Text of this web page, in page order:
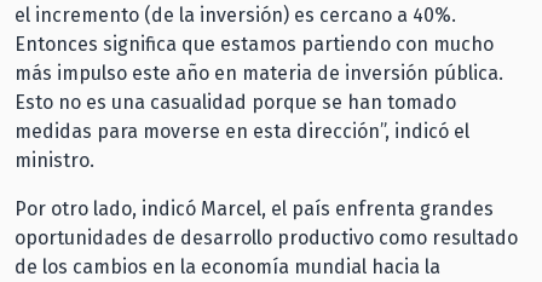
el incremento (de la inversión) es cercano a 40%.
Entonces significa que estamos partiendo con mucho
más impulso este año en materia de inversión pública.
Esto no es una casualidad porque se han tomado
medidas para moverse en esta dirección”, indicó el
ministro.
Por otro lado, indicó Marcel, el país enfrenta grandes
oportunidades de desarrollo productivo como resultado
de los cambios en la economía mundial hacia la